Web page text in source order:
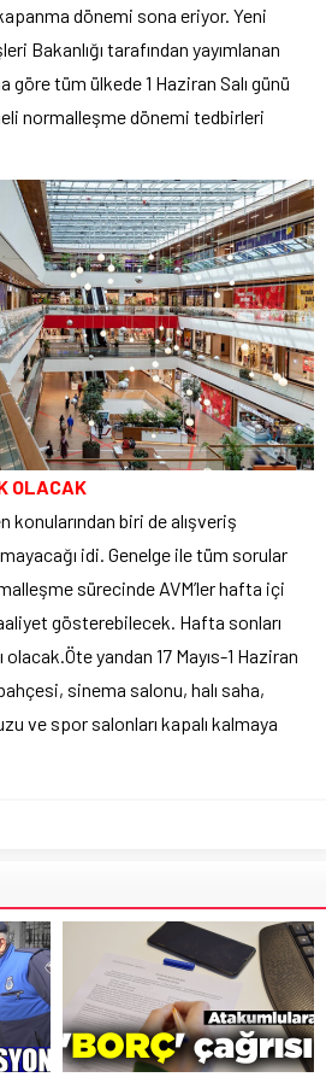
dönemi sona eriyor. Yeni
Bakanlığı tarafından yayımlanan
göre tüm ülkede 1 Haziran Salı günü
normalleşme dönemi tedbirleri
OLACAK
konularından biri de alışveriş
idi. Genelge ile tüm sorular
sürecinde AVM’ler hafta içi
gösterebilecek. Hafta sonları
yandan 17 Mayıs-1 Haziran
sinema salonu, halı saha,
ve spor salonları kapalı kalmaya